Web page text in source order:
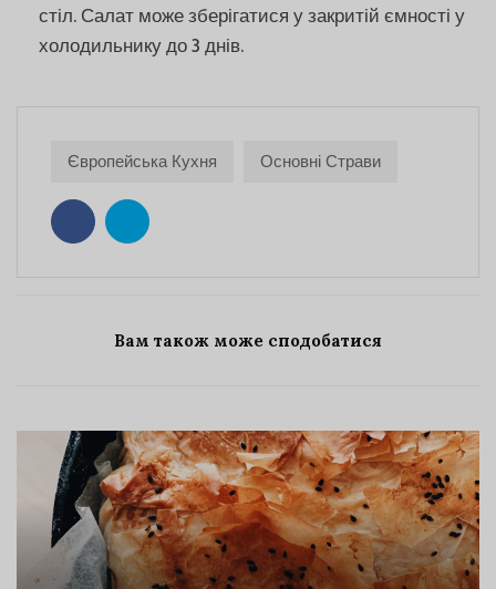
стіл. Салат може зберігатися у закритій ємності у
холодильнику до 3 днів.
Європейська Кухня Основні Страви
Вам також може сподобатися